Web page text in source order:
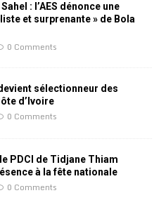
: l’AES dénonce une
et surprenante » de Bola
0 Comments
sélectionneur des
d’Ivoire
0 Comments
PDCI de Tidjane Thiam
à la fête nationale
0 Comments